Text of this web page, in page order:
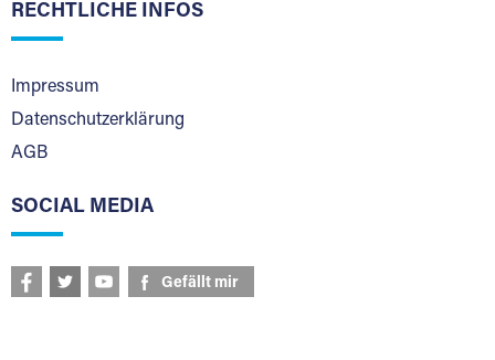
RECHTLICHE INFOS
Impressum
Datenschutzerklärung
AGB
SOCIAL MEDIA
Gefällt mir